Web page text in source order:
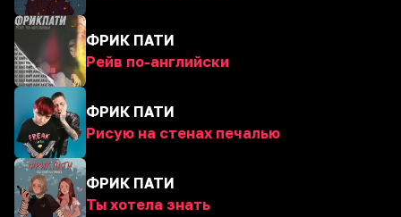
ФРИК ПАТИ
Рейв по-английски
ФРИК ПАТИ
Рисую на стенах печалью
ФРИК ПАТИ
Ты хотела знать